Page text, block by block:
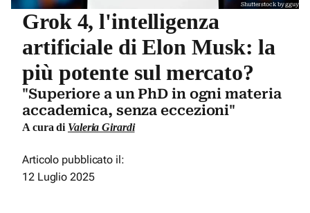
Shutterstock by gguy
Grok 4, l'intelligenza
artificiale di Elon Musk: la
più potente sul mercato?
"Superiore a un PhD in ogni materia
accademica, senza eccezioni"
A cura di Valeria Girardi
Articolo pubblicato il:
12 Luglio 2025